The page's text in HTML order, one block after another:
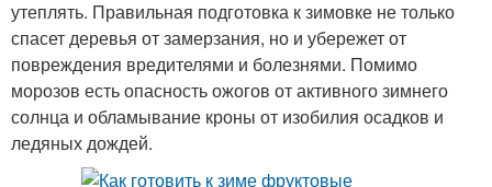
утеплять. Правильная подготовка к зимовке не только
спасет деревья от замерзания, но и убережет от
повреждения вредителями и болезнями. Помимо
морозов есть опасность ожогов от активного зимнего
солнца и обламывание кроны от изобилия осадков и
ледяных дождей.